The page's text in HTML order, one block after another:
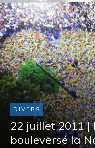
DIVERS
22 juillet 2011
bouleversé la